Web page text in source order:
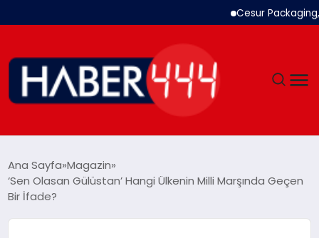
Cesur Packaging,
SIYASET
Ana Sayfa Magazin
‘Sen Olasan Gülüstan’ Hangi Ülkenin Milli Marşında Geçen
Bir İfade?